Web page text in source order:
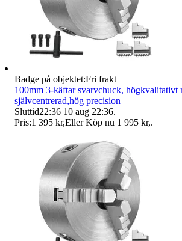
Badge på objektet:Fri frakt
100mm 3-käftar svarvchuck, högkvalitativt
självcentrerad,hög precision
Sluttid22:36 10 aug 22:36.
Pris:1 395 kr,Eller Köp nu 1 995 kr,.